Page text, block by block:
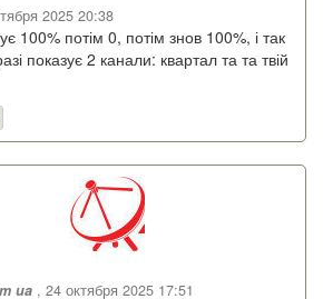
2025 20:38
100% потім 0, потім знов 100%, і так
показує 2 канали: квартал та та твій
ua , 24 октября 2025 17:51